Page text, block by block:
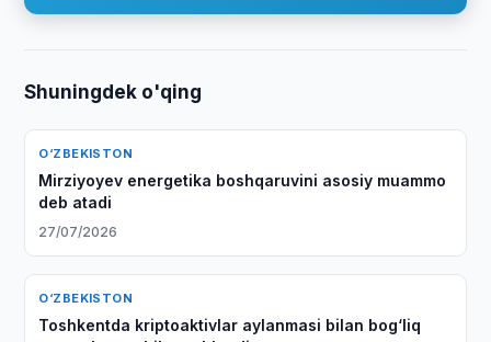
Shuningdek o'qing
O‘ZBEKISTON
Mirziyoyev energetika boshqaruvini asosiy muammo
deb atadi
27/07/2026
O‘ZBEKISTON
Toshkentda kriptoaktivlar aylanmasi bilan bog‘liq